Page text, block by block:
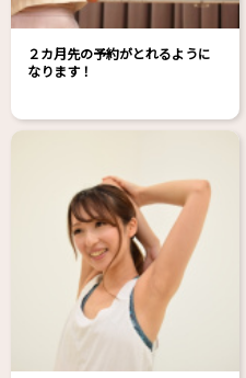
２カ月先の予約がとれるように
なります！